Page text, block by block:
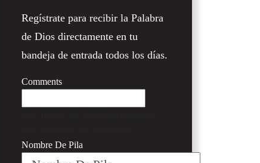
Regístrate para recibir la Palabra
de Dios directamente en tu
bandeja de entrada todos los días.
Comments
Nombre De Pila